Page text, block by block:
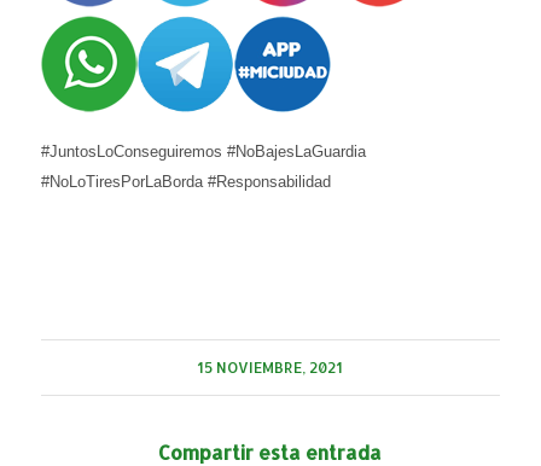
#JuntosLoConseguiremos #NoBajesLaGuardia
#NoLoTiresPorLaBorda #Responsabilidad
15 NOVIEMBRE, 2021
Compartir esta entrada